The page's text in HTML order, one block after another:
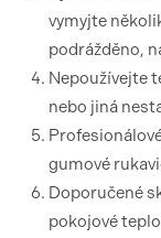
vymyjte
podrážděno,
Nepoužívejte
nebo jiná
gumové
Doporučené
pokojové